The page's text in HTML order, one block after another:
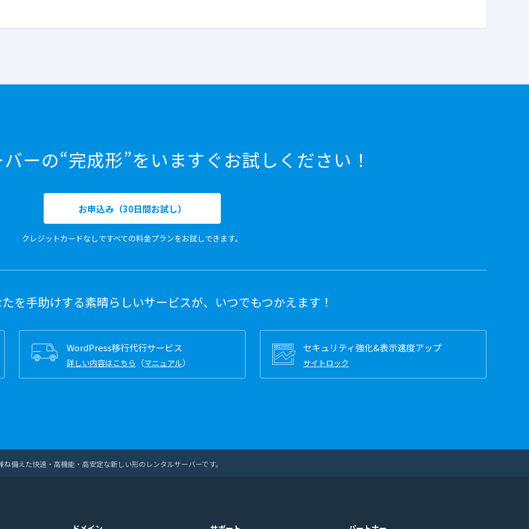
ーの“完成形”をいますぐお試しください！
お申込み（30日間お試し）
クレジットカードなしですべての料金プランをお試しできます。
を手助けする素晴らしいサービスが、いつでもつかえます！
WordPress移行代行サービス
詳しい内容はこちら （マニュアル）
セキュリティ強化&表示速度アップ
サイトロック
備えた快速・高機能・高安定な新しい形のレンタルサーバーです。